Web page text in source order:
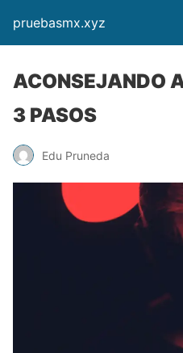
pruebasmx.xyz
ACONSEJANDO
3 PASOS
Edu Pruneda